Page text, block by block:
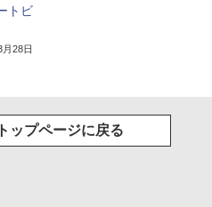
トビ
28日
トップページに戻る